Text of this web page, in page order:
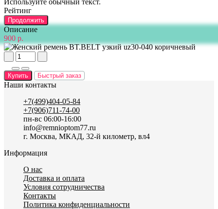
Рейтинг
Продолжить
Описание
900 р.
Купить Быстрый заказ
Наши контакты
+7(499)404-05-84
+7(906)711-74-00
пн-вс 06:00-16:00
info@remnioptom77.ru
г. Москва, МКАД, 32-й километр, вл4
Информация
О нас
Доставка и оплата
Условия сотрудничества
Контакты
Политика конфиденциальности